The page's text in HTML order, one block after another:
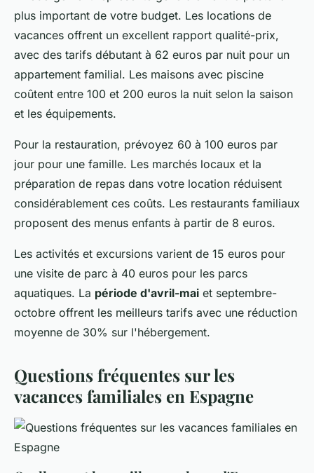
plus important de votre budget. Les locations de
vacances offrent un excellent rapport qualité-prix,
avec des tarifs débutant à 62 euros par nuit pour un
appartement familial. Les maisons avec piscine
coûtent entre 100 et 200 euros la nuit selon la saison
et les équipements.
Pour la restauration, prévoyez 60 à 100 euros par
jour pour une famille. Les marchés locaux et la
préparation de repas dans votre location réduisent
considérablement ces coûts. Les restaurants familiaux
proposent des menus enfants à partir de 8 euros.
Les activités et excursions varient de 15 euros pour
une visite de parc à 40 euros pour les parcs
aquatiques. La période d'avril-mai et septembre-
octobre offrent les meilleurs tarifs avec une réduction
moyenne de 30% sur l'hébergement.
Questions fréquentes sur les
vacances familiales en Espagne